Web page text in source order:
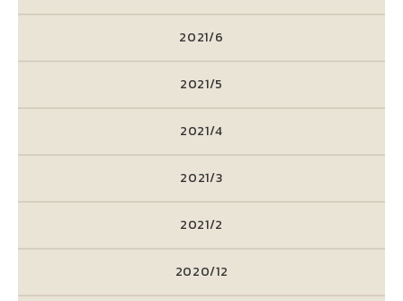
2021/6
2021/5
2021/4
2021/3
2021/2
2020/12